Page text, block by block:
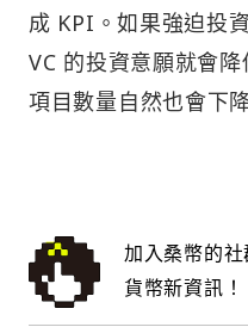
成 KPI。如果強迫投
VC 的投資意願就會
項目數量自然也會下
加入桑幣的
貨幣新資訊！